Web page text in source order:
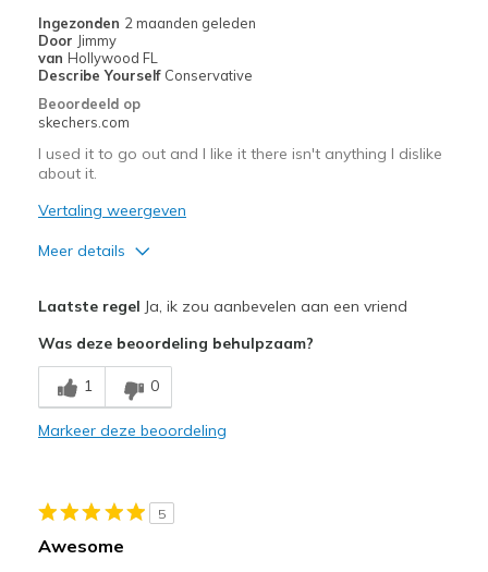
Going Out
Travel
Width
Sizing
Feels true to size
Ingezonden 2 maanden geleden
Door Jimmy
van Hollywood FL
Describe Yourself Conservative
Beoordeeld op
skechers.com
I used it to go out and I like it there isn't anything I dislike
about it.
Vertaling weergeven
Meer details
Breathe Well
Comfortable
Beste toepassingen
Laatste regel Ja, ik zou aanbevelen aan een vriend
Was deze beoordeling behulpzaam?
1 0
Markeer deze beoordeling
5
Awesome